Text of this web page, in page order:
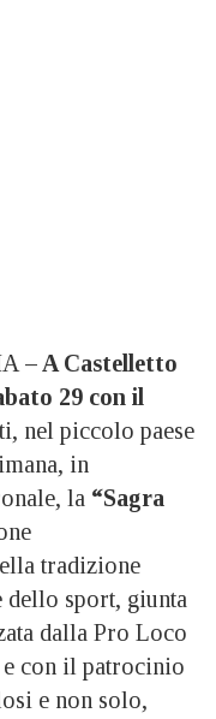
– A Castelletto
29 con il
nel piccolo paese
in
la “Sagra
tradizione
dello sport, giunta
dalla Pro Loco
con il patrocinio
e non solo,